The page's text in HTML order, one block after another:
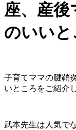
座、産後
のいいと
子育てママの腱鞘
いところをご紹介
武本先生は人気で